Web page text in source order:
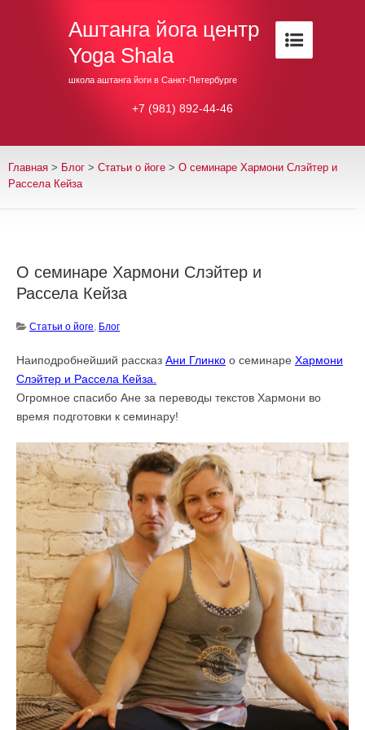
Аштанга йога центр
Yoga Shala
школа аштанга йоги в Санкт-Петербурге
+7 (981) 892-44-46
Главная > Блог > Cтатьи о йоге > О семинаре Хармони Слэйтер и
Рассела Кейза
О семинаре Хармони Слэйтер и
Рассела Кейза
Cтатьи о йоге, Блог
Наиподробнейший рассказ Ани Глинко о семинаре Хармони
Слэйтер и Рассела Кейза.
Огромное спасибо Ане за переводы текстов Хармони во
время подготовки к семинару!